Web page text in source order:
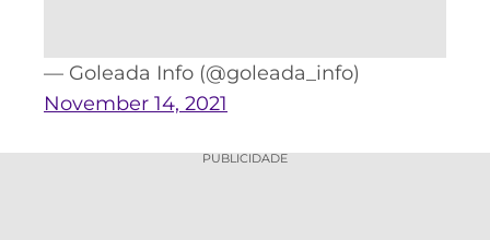
MG
— Goleada Info (@goleada_info)
November 14, 2021
PUBLICIDADE